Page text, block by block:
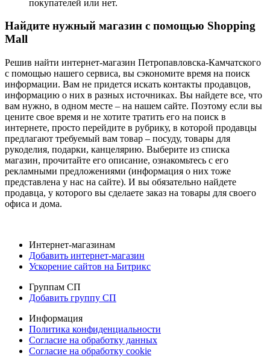
покупателей или нет.
Найдите нужный магазин с помощью Shopping
Mall
Решив найти интернет-магазин Петропавловска-Камчатского
с помощью нашего сервиса, вы сэкономите время на поиск
информации. Вам не придется искать контакты продавцов,
информацию о них в разных источниках. Вы найдете все, что
вам нужно, в одном месте – на нашем сайте. Поэтому если вы
цените свое время и не хотите тратить его на поиск в
интернете, просто перейдите в рубрику, в которой продавцы
предлагают требуемый вам товар – посуду, товары для
рукоделия, подарки, канцелярию. Выберите из списка
магазин, прочитайте его описание, ознакомьтесь с его
рекламными предложениями (информация о них тоже
представлена у нас на сайте). И вы обязательно найдете
продавца, у которого вы сделаете заказ на товары для своего
офиса и дома.
Интернет-магазинам
Добавить интернет-магазин
Ускорение сайтов на Битрикс
Группам СП
Добавить группу СП
Информация
Политика конфиденциальности
Согласие на обработку данных
Согласие на обработку cookie